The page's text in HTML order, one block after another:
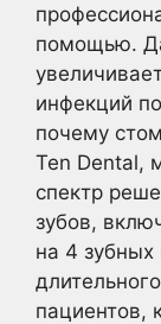
помощью.
инфекций
почему
Ten Dental,
спектр
зубов,
на 4
пациентов,